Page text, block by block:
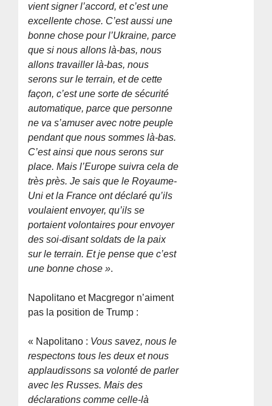
vient signer l’accord, et c’est une
excellente chose. C’est aussi une
bonne chose pour l’Ukraine, parce
que si nous allons là-bas, nous
allons travailler là-bas, nous
serons sur le terrain, et de cette
façon, c’est une sorte de sécurité
automatique, parce que personne
ne va s’amuser avec notre peuple
pendant que nous sommes là-bas.
C’est ainsi que nous serons sur
place. Mais l’Europe suivra cela de
très près. Je sais que le Royaume-
Uni et la France ont déclaré qu’ils
voulaient envoyer, qu’ils se
portaient volontaires pour envoyer
des soi-disant soldats de la paix
sur le terrain. Et je pense que c’est
une bonne chose ».
Napolitano et Macgregor n’aiment
pas la position de Trump :
« Napolitano : Vous savez, nous le
respectons tous les deux et nous
applaudissons sa volonté de parler
avec les Russes. Mais des
déclarations comme celle-là